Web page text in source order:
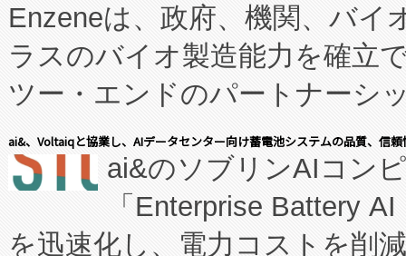
Enzeneは、政府、機関、バイ
ラスのバイオ製造能力を確立
ツー・エンドのパートナーシ
表しました。 同社の実績ある
manufacturing™ (FCCM™) プ
たNeXは、バイオ医薬品製造
従来のフェッドバッチ施設の
ai&、Voltaiqと協業し、AIデータセンター向け蓄電池システムの品質、信
ai&のソブリンAIコン
「Enterprise Battery
を迅速化し、電力コストを削